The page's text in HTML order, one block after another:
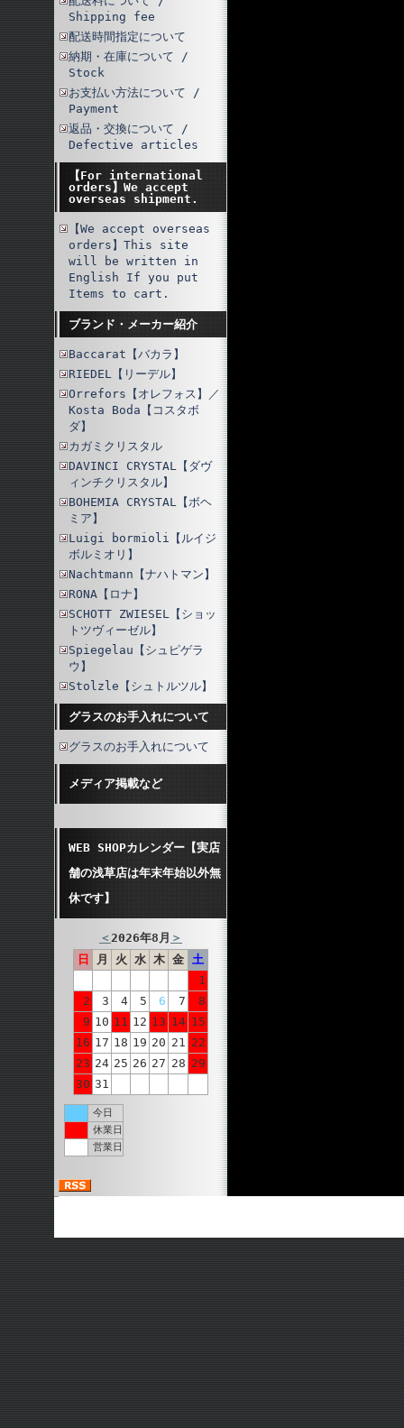
Shipping fee
配送時間指定について
納期・在庫について /
Stock
お支払い方法について /
Payment
返品・交換について /
Defective articles
【For international
orders】We accept
overseas shipment.
【We accept overseas
orders】This site
will be written in
English If you put
Items to cart.
ブランド・メーカー紹介
Baccarat【バカラ】
RIEDEL【リーデル】
Orrefors【オレフォス】／
Kosta Boda【コスタボ
ダ】
カガミクリスタル
DAVINCI CRYSTAL【ダヴ
ィンチクリスタル】
BOHEMIA CRYSTAL【ボヘ
ミア】
Luigi bormioli【ルイジ
ボルミオリ】
Nachtmann【ナハトマン】
RONA【ロナ】
SCHOTT ZWIESEL【ショッ
トツヴィーゼル】
Spiegelau【シュピゲラ
ウ】
Stolzle【シュトルツル】
グラスのお手入れについて
グラスのお手入れについて
メディア掲載など
WEB SHOPカレンダー【実店
舗の浅草店は年末年始以外無
休です】
＜2026年8月 ＞
日
月 火 水 木 金 土
1
2
3 4 5 6 7
8
9 10 11 12 13 14 15
16 17 18 19 20 21 22
23 24 25 26 27 28 29
30 31
今日
休業日
営業日